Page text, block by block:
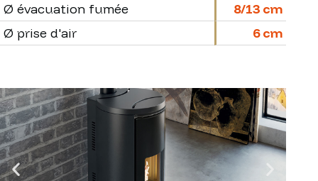
Ø évacuation fumée
8/13 cm
Ø prise d'air
6 cm